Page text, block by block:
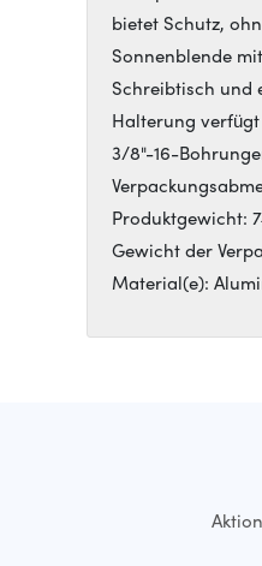
bietet Schutz,
Sonnenblende
Schreibtisch und
Halterung
3/8"-16-
Produktgewicht:
Gewicht der
Material(e):